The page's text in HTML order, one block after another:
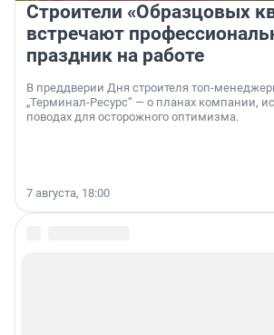
Строители «Образцовых
встречают
праздник на работе
В преддверии Дня строителя топ-
„Терминал-Ресурс“ — о планах компании,
поводах для осторожного оптимизма.
7 августа, 18:00